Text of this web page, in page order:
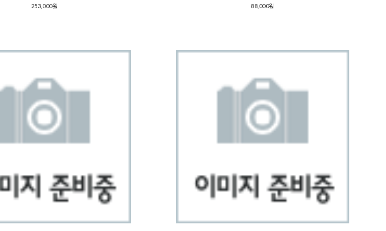
253,000원 88,000원